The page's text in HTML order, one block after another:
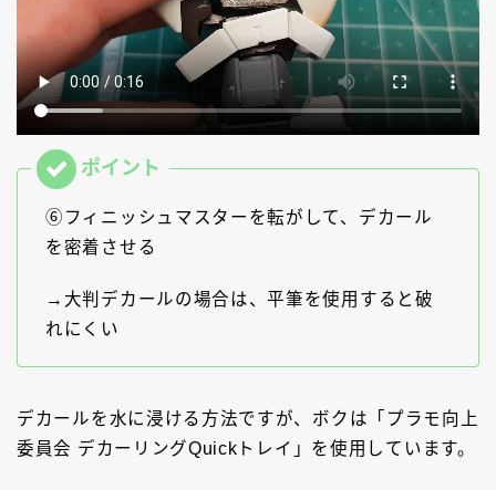
⑥フィニッシュマスターを転がして、デカール
を密着させる
→大判デカールの場合は、平筆を使用すると破
れにくい
デカールを水に浸ける方法ですが、ボクは「プラモ向上
委員会 デカーリングQuickトレイ」を使用しています。